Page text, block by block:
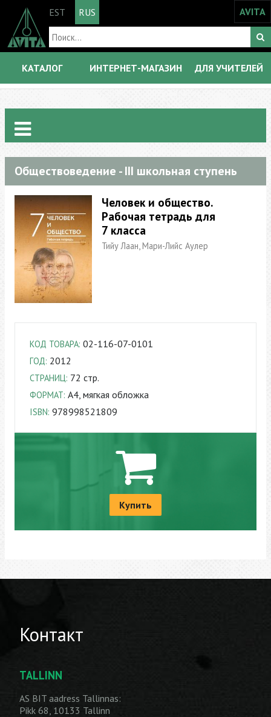
EST RUS AVITA
КАТАЛОГ ИНТЕРНЕТ-МАГАЗИН ДЛЯ УЧИТЕЛЕЙ
Обществоведение - III школьная ступень
Человек и oбщество.
Рабочая тетрадь для
7 класса
Тийу Лаан, Мари-Лийс Аулер
КОД ТОВАРА: 02-116-07-0101
ГОД: 2012
СТРАНИЦ: 72 стр.
ФОРМАТ: A4, мягкая обложка
ISBN: 978998521809
Купить
Контакт
TALLINN
AS BIT aadress Tallinnas:
Pikk 68, 10133 Tallinn